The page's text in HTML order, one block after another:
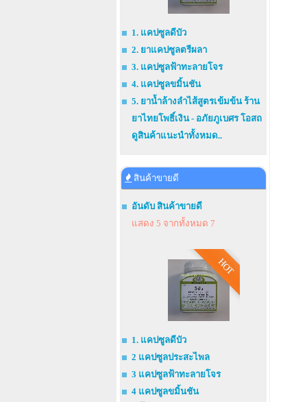
1. แคปซูลดีบัว
2. ยาแคปซูลตรีผลา
3. แคปซูลฟ้าทะลายโจร
4. แคปซูลขมิ้นชัน
5. ยาน้ำล้างลำไส้สูตรเข้มข้น ร้าน
ยาไทยโพธิ์เงิน - อภัยภูเบศร โอสถ
ดูสินค้าแนะนำทั้งหมด..
สินค้าขายดี
อันดับ สินค้าขายดี
แสดง 5 จากทั้งหมด 7
HOT
1. แคปซูลดีบัว
2 แคปซูลประสะไพล
3 แคปซูลฟ้าทะลายโจร
4 แคปซูลขมิ้นชัน